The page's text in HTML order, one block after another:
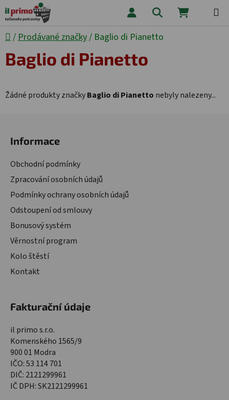
Přejít na obsah Hledat
Domů
/ Prodávané značky/ Baglio di Pianetto
Baglio di Pianetto
Žádné produkty značkyBaglio di Pianetto nebyly nalezeny...
Informace
Obchodní podmínky
Zpracování osobních údajů
Podmínky ochrany osobních údajů
Odstoupení od smlouvy
Bonusový systém
Věrnostní program
Kolo štěstí
Kontakt
Fakturační údaje
il primo s.r.o.
Komenského 1565/9
900 01 Modra
IČO: 53 114 701
DIČ: 2121299961
IČ DPH: SK2121299961